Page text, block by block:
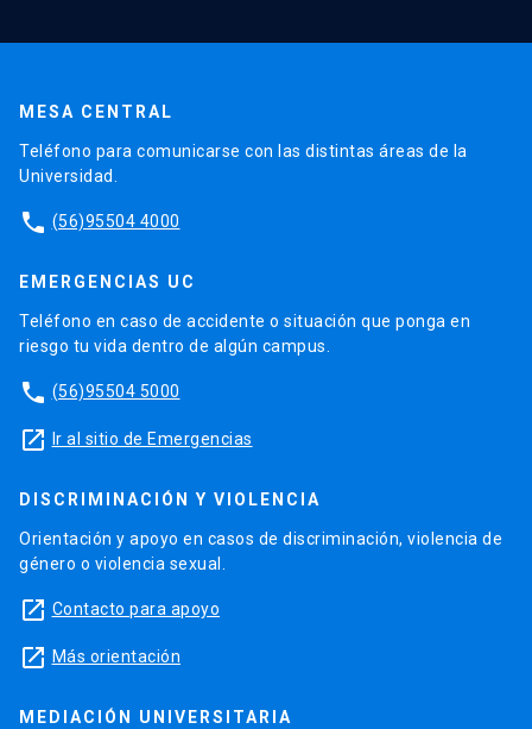
MESA CENTRAL
Teléfono para comunicarse con las distintas áreas de la
Universidad.
phone (56)95504 4000
EMERGENCIAS UC
Teléfono en caso de accidente o situación que ponga en
riesgo tu vida dentro de algún campus.
phone (56)95504 5000
launch Ir al sitio de Emergencias
DISCRIMINACIÓN Y VIOLENCIA
Orientación y apoyo en casos de discriminación, violencia de
género o violencia sexual.
launch Contacto para apoyo
launch Más orientación
MEDIACIÓN UNIVERSITARIA